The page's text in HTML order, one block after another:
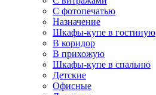
С фотопечатью
Назначение
Шкафы-купе в гостиную
В коридор
В прихожую
Шкафы-купе в спальню
Детские
Офисные